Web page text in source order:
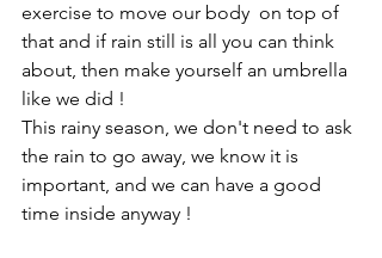
exercise to move our body  on top of
that and if rain still is all you can think
about, then make yourself an umbrella
like we did !
This rainy season, we don't need to ask
the rain to go away, we know it is
important, and we can have a good
time inside anyway !